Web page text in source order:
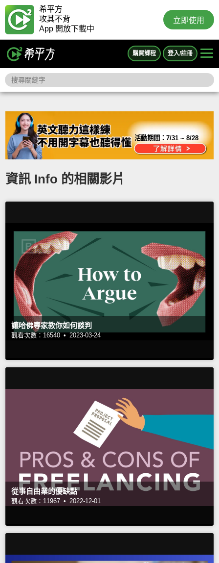
希平方
攻其不背
App 開放下載中
立即使用
購買課程 登入/註冊
活動期間：7/31 ~ 8/28
資訊 Info 的相關影片
讓哈佛專家教你如何談判
觀看次數：16540 • 2023-03-24
從事自由業的優缺點
觀看次數：11967 • 2022-12-01